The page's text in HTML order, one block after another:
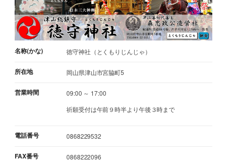
名称(かな) 徳守神社（とくもりじんじゃ）
所在地 岡山県津山市宮脇町5
営業時間
09:00 ～ 17:00
祈願受付は午前９時半より午後３時まで
電話番号 0868229532
FAX番号 0868222096